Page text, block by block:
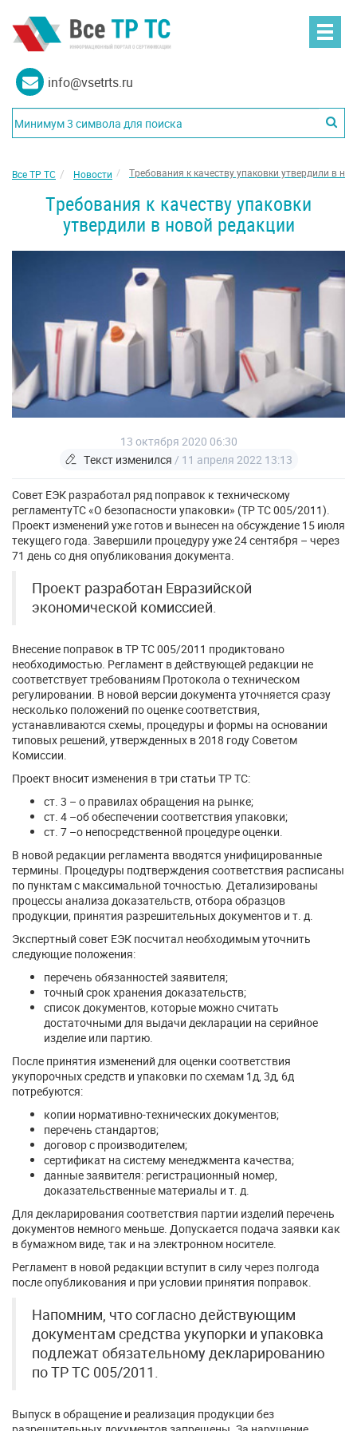
info@vsetrts.ru
Все ТР ТС Новости Требования к качеству упаковки утвердили в
Требования к качеству упаковки
утвердили в новой редакции
13 октября 2020 06:30
Текст изменился / 11 апреля 2022 13:13
Совет ЕЭК разработал ряд поправок к техническому
регламентуТС «О безопасности упаковки» (ТР ТС 005/2011).
Проект изменений уже готов и вынесен на обсуждение 15 июля
текущего года. Завершили процедуру уже 24 сентября – через
71 день со дня опубликования документа.
Проект разработан Евразийской
экономической комиссией.
Внесение поправок в ТР ТС 005/2011 продиктовано
необходимостью. Регламент в действующей редакции не
соответствует требованиям Протокола о техническом
регулировании. В новой версии документа уточняется сразу
несколько положений по оценке соответствия,
устанавливаются схемы, процедуры и формы на основании
типовых решений, утвержденных в 2018 году Советом
Комиссии.
Проект вносит изменения в три статьи ТР ТС:
ст. 3 – о правилах обращения на рынке;
ст. 4 –об обеспечении соответствия упаковки;
ст. 7 –о непосредственной процедуре оценки.
В новой редакции регламента вводятся унифицированные
термины. Процедуры подтверждения соответствия расписаны
по пунктам с максимальной точностью. Детализированы
процессы анализа доказательств, отбора образцов
продукции, принятия разрешительных документов и т. д.
Экспертный совет ЕЭК посчитал необходимым уточнить
следующие положения:
перечень обязанностей заявителя;
точный срок хранения доказательств;
список документов, которые можно считать
достаточными для выдачи декларации на серийное
изделие или партию.
После принятия изменений для оценки соответствия
укупорочных средств и упаковки по схемам 1д, 3д, 6д
потребуются:
копии нормативно-технических документов;
перечень стандартов;
договор с производителем;
сертификат на систему менеджмента качества;
данные заявителя: регистрационный номер,
доказательственные материалы и т. д.
Для декларирования соответствия партии изделий перечень
документов немного меньше. Допускается подача заявки как
в бумажном виде, так и на электронном носителе.
Регламент в новой редакции вступит в силу через полгода
после опубликования и при условии принятия поправок.
Напомним, что согласно действующим
документам средства укупорки и упаковка
подлежат обязательному декларированию
по ТР ТС 005/2011.
Выпуск в обращение и реализация продукции без